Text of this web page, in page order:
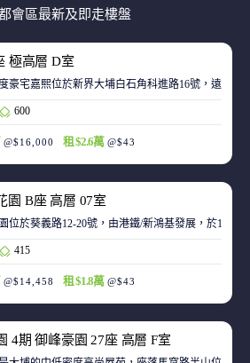
會區最新及即走樓盤
極高層 D室
豪宅嘉熙位於新界大埔白石角科進路16號，遠離
600
@$16,000 租 $2.6萬 @$43
園 B座 高層 07室
位於葵義路12-20號，由港鐵/新鴻基發展，於
415
@$14,458 租 $1.8萬 @$43
4期 御峰豪園 27座 高層 F室